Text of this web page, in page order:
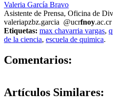
Valeria García Bravo
Asistente de Prensa, Oficina de
valeriapzbz.garcia @ucrfnoy.ac.cr
Etiquetas: max chavarria vargas,
de la ciencia, escuela de quimica.
Comentarios:
Artículos Similares: